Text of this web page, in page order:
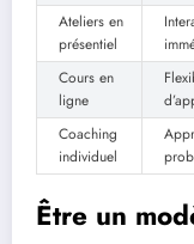
Ateliers en
présentiel
Cours en
ligne
Coaching
individuel
Être un